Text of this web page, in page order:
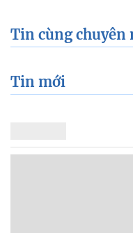
Tin cùng chuyên
Tin mới